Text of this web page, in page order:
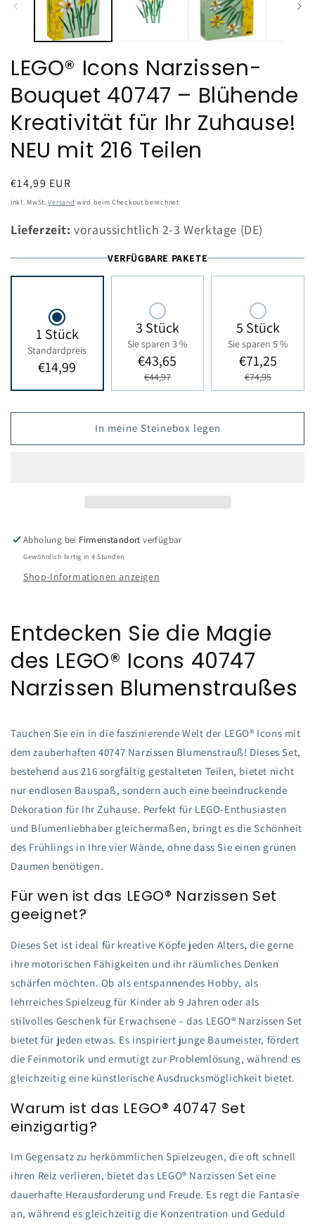
LEGO® Icons Narzissen-
Bouquet 40747 – Blühende
Kreativität für Ihr Zuhause!
NEU mit 216 Teilen
Normaler
Preis
€14,99 EUR
inkl. MwSt.Versand wird beim Checkout berechnet
Lieferzeit: voraussichtlich 2-3 Werktage (DE)
VERFÜGBARE PAKETE
1 Stück
Standardpreis
€14,99
3 Stück
Sie sparen 3 %
€43,65
€44,97
5 Stück
Sie sparen 5 %
€71,25
€74,95
In meine Steinebox legen
Abholung bei Firmenstandort verfügbar
Gewöhnlich fertig in 4 Stunden
Shop-Informationen anzeigen
Entdecken Sie die Magie
des LEGO® Icons 40747
Narzissen Blumenstraußes
Tauchen Sie ein in die faszinierende Welt der LEGO® Icons mit
dem zauberhaften 40747 Narzissen Blumenstrauß! Dieses Set,
bestehend aus 216 sorgfältig gestalteten Teilen, bietet nicht
nur endlosen Bauspaß, sondern auch eine beeindruckende
Dekoration für Ihr Zuhause. Perfekt für LEGO-Enthusiasten
und Blumenliebhaber gleichermaßen, bringt es die Schönheit
des Frühlings in Ihre vier Wände, ohne dass Sie einen grünen
Daumen benötigen.
Für wen ist das LEGO® Narzissen Set
geeignet?
Dieses Set ist ideal für kreative Köpfe jeden Alters, die gerne
ihre motorischen Fähigkeiten und ihr räumliches Denken
schärfen möchten. Ob als entspannendes Hobby, als
lehrreiches Spielzeug für Kinder ab 9 Jahren oder als
stilvolles Geschenk für Erwachsene – das LEGO® Narzissen Set
bietet für jeden etwas. Es inspiriert junge Baumeister, fördert
die Feinmotorik und ermutigt zur Problemlösung, während es
gleichzeitig eine künstlerische Ausdrucksmöglichkeit bietet.
Warum ist das LEGO® 40747 Set
einzigartig?
Im Gegensatz zu herkömmlichen Spielzeugen, die oft schnell
ihren Reiz verlieren, bietet das LEGO® Narzissen Set eine
dauerhafte Herausforderung und Freude. Es regt die Fantasie
an, während es gleichzeitig die Konzentration und Geduld